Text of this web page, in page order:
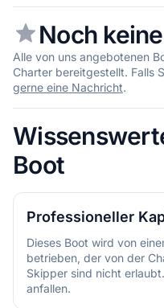
Noch
Alle von uns angebotenen
Charter bereitgestellt. Falls
gerne eine Nachricht.
Boot
Professioneller
Dieses Boot wird von
betrieben, der von der
Skipper sind nicht
anfallen.